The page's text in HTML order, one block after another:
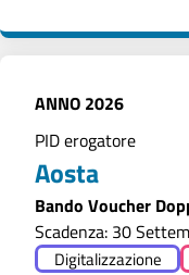
ANNO 2026
PID erogatore
Aosta
Bando Voucher
Scadenza: 30
Digitalizzazione